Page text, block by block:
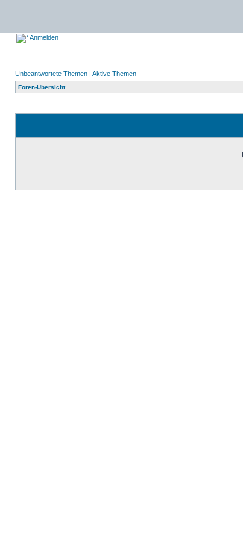
Anmelden
Unbeantwortete Themen | Aktive Themen
Foren-Übersicht